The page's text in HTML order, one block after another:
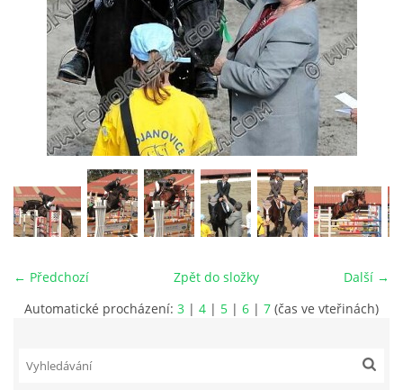
ODKAZY
NOVÝ PŘEKÁŽKOVÝ MATERIÁL
CENÍK SLUŽEB
PŘISPĚVEK ČUS KARVINA -PODPORA SPORTU V
MORAVSKOSLEZSKÉM KRAJI
NÁHRADNÍ TERMÍN BRIGÁDY PRO TY KTEŘÍ SE
NEDOSTAVILI NA PODZIMNÍ BRIGÁDU
← Předchozí Další →
Zpět do složky
Automatické procházení: 3 | 4 | 5 | 6 | 7 (čas ve vteřinách)